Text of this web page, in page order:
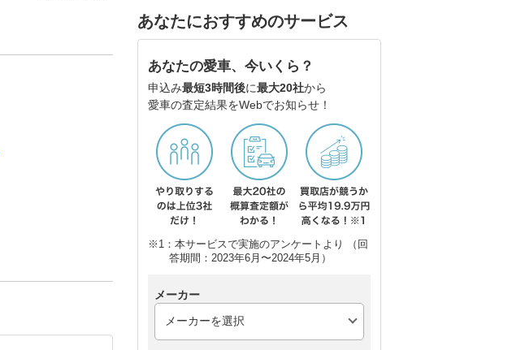
ーペ
あなたにおすすめのサービス
あなたの愛車、今いくら？
申込み最短3時間後に最大20社から
愛車の査定結果をWebでお知らせ！
※1：本サービスで実施のアンケートより （回
答期間：2023年6月〜2024年5月）
メーカー